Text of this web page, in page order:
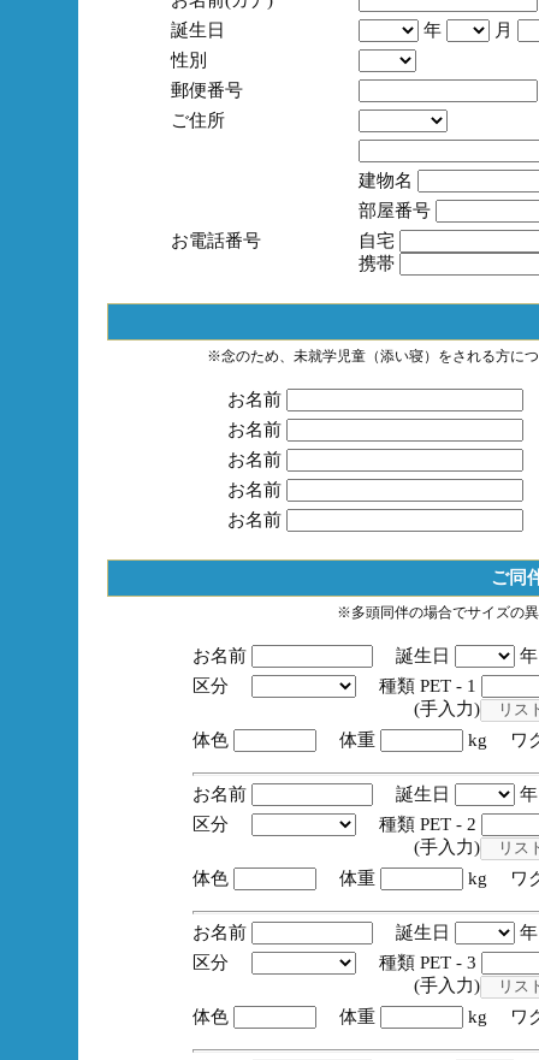
誕生日
年
月
性別
郵便番号
ご住所
建物名
部屋番号
お電話番号
自宅
携帯
※念のため、未就学児童（添い寝）をされる方に
お名前
お名前
お名前
お名前
お名前
ご同
※多頭同伴の場合でサイズの
お名前 誕生日
区分
種類 PET - 1
(手入力)
体色
体重 kg ワ
お名前 誕生日
区分
種類 PET - 2
(手入力)
体色
体重 kg ワ
お名前 誕生日
区分
種類 PET - 3
(手入力)
体色
体重 kg ワ